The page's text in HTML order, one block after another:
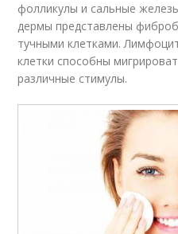
фолликулы и сальные
дермы представлены
тучными клетками.
клетки способны
различные стимулы.